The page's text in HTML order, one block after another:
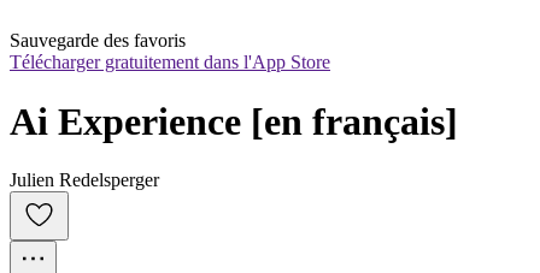
Sauvegarde des favoris
Télécharger gratuitement dans l'App Store
Ai Experience [en français]
Julien Redelsperger